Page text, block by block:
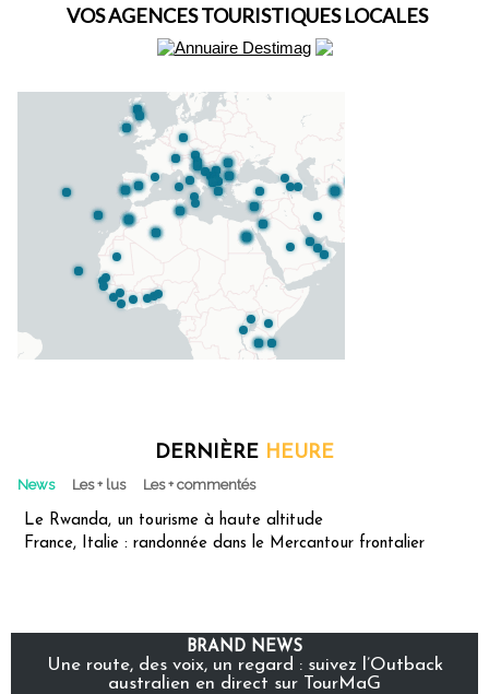
VOS AGENCES TOURISTIQUES LOCALES
DERNIÈRE HEURE
News Les + lus Les + commentés
Le Rwanda, un tourisme à haute altitude
France, Italie : randonnée dans le Mercantour frontalier
BRAND NEWS
Une route, des voix, un regard : suivez l’Outback
australien en direct sur TourMaG